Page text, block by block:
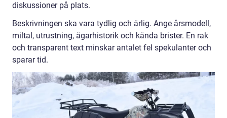
diskussioner på plats.
Beskrivningen ska vara tydlig och ärlig. Ange årsmodell,
miltal, utrustning, ägarhistorik och kända brister. En rak
och transparent text minskar antalet fel spekulanter och
sparar tid.